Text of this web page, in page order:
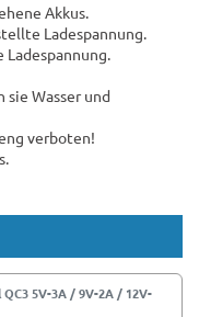
Akkus.
Ladespannung.
Ladespannung.
sie Wasser und
verboten!
5V-3A / 9V-2A / 12V-